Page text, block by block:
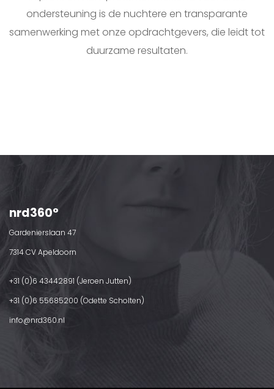
ondersteuning is de nuchtere en transparante
samenwerking met onze opdrachtgevers, die leidt tot
duurzame resultaten.
nrd360°
Gardenierslaan 47
7314 CV Apeldoorn
+31 (0)6 43442891 (Jeroen Jutten)
+31 (0)6 55685200 (Odette Scholten)
info@nrd360.nl